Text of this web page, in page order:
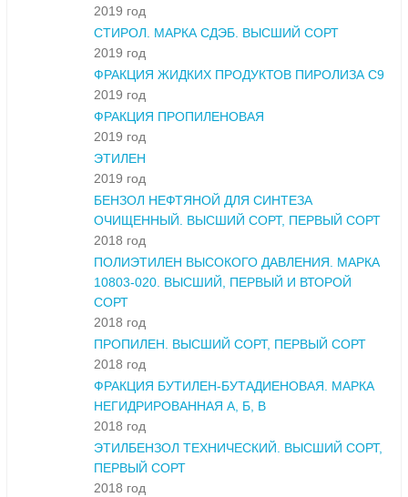
2019 год
СТИРОЛ. МАРКА СДЭБ. ВЫСШИЙ СОРТ
2019 год
ФРАКЦИЯ ЖИДКИХ ПРОДУКТОВ ПИРОЛИЗА С9
2019 год
ФРАКЦИЯ ПРОПИЛЕНОВАЯ
2019 год
ЭТИЛЕН
2019 год
БЕНЗОЛ НЕФТЯНОЙ ДЛЯ СИНТЕЗА
ОЧИЩЕННЫЙ. ВЫСШИЙ СОРТ, ПЕРВЫЙ СОРТ
2018 год
ПОЛИЭТИЛЕН ВЫСОКОГО ДАВЛЕНИЯ. МАРКА
10803-020. ВЫСШИЙ, ПЕРВЫЙ И ВТОРОЙ
СОРТ
2018 год
ПРОПИЛЕН. ВЫСШИЙ СОРТ, ПЕРВЫЙ СОРТ
2018 год
ФРАКЦИЯ БУТИЛЕН-БУТАДИЕНОВАЯ. МАРКА
НЕГИДРИРОВАННАЯ А, Б, В
2018 год
ЭТИЛБЕНЗОЛ ТЕХНИЧЕСКИЙ. ВЫСШИЙ СОРТ,
ПЕРВЫЙ СОРТ
2018 год